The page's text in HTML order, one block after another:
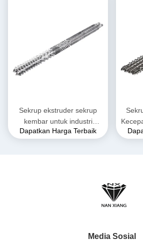
Sekrup ekstruder sekrup
kembar untuk industri
konstruksi
Dapatkan Harga Terbaik
Media Sosial